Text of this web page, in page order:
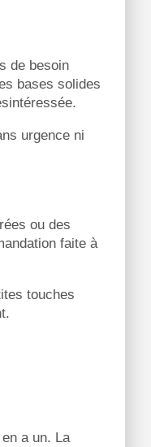
de besoin
bases solides
urgence ni
ou des
faite à
touches
a un. La